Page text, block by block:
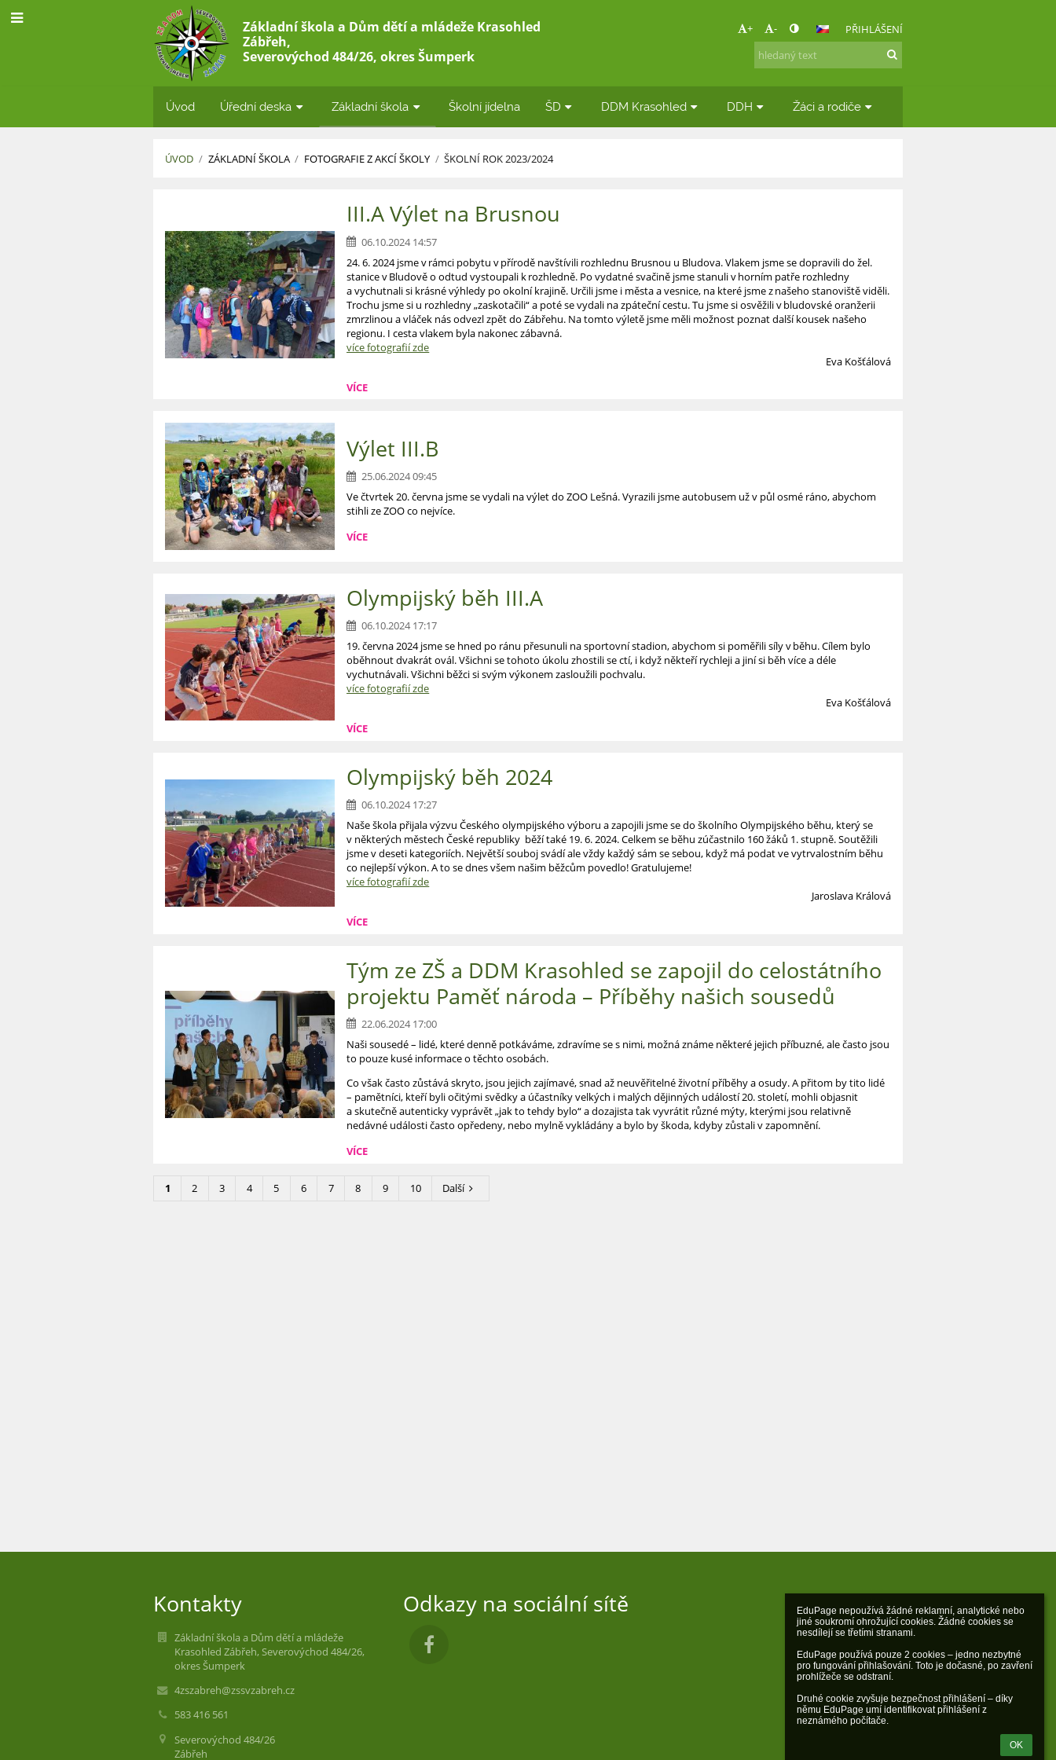
EduPage nepoužívá žádné reklamní, analytické nebo
jiné soukromí ohrožující cookies. Žádné cookies se
nesdílejí se třetími stranami.
EduPage používá pouze 2 cookies – jedno nezbytné
pro fungování přihlašování. Toto je dočasné, po zavření
prohlížeče se odstraní.
Druhé cookie zvyšuje bezpečnost přihlášení – díky
němu EduPage umí identifikovat přihlášení z
neznámého počítače.
OK
Základní škola a Dům dětí a mládeže Krasohled
Zábřeh,
Severovýchod 484/26, okres Šumperk
+ - PŘIHLÁŠENÍ
Úvod Úřední deska Základní škola Školní jídelna ŠD DDM Krasohled DDH Žáci a rodiče
ÚVOD / ZÁKLADNÍ ŠKOLA / FOTOGRAFIE Z AKCÍ ŠKOLY / ŠKOLNÍ ROK 2023/2024
rok
2023/2024
III.A Výlet na Brusnou
06.10.2024 14:57
24. 6. 2024 jsme v rámci pobytu v přírodě navštívili rozhlednu Brusnou u Bludova. Vlakem jsme se dopravili do žel.
stanice v Bludově o odtud vystoupali k rozhledně. Po vydatné svačině jsme stanuli v horním patře rozhledny
a vychutnali si krásné výhledy po okolní krajině. Určili jsme i města a vesnice, na které jsme z našeho stanoviště viděli.
Trochu jsme si u rozhledny „zaskotačili“ a poté se vydali na zpáteční cestu. Tu jsme si osvěžili v bludovské oranžerii
zmrzlinou a vláček nás odvezl zpět do Zábřehu. Na tomto výletě jsme měli možnost poznat další kousek našeho
regionu. I cesta vlakem byla nakonec zábavná.
více fotografií zde
Eva Košťálová
VÍCE
Výlet III.B
25.06.2024 09:45
Ve čtvrtek 20. června jsme se vydali na výlet do ZOO Lešná. Vyrazili jsme autobusem už v půl osmé ráno, abychom
stihli ze ZOO co nejvíce.
VÍCE
Olympijský běh III.A
06.10.2024 17:17
19. června 2024 jsme se hned po ránu přesunuli na sportovní stadion, abychom si poměřili síly v běhu. Cílem bylo
oběhnout dvakrát ovál. Všichni se tohoto úkolu zhostili se ctí, i když někteří rychleji a jiní si běh více a déle
vychutnávali. Všichni běžci si svým výkonem zasloužili pochvalu.
více fotografií zde
Eva Košťálová
VÍCE
Olympijský běh 2024
06.10.2024 17:27
Naše škola přijala výzvu Českého olympijského výboru a zapojili jsme se do školního Olympijského běhu, který se
v některých městech České republiky běží také 19. 6. 2024. Celkem se běhu zúčastnilo 160 žáků 1. stupně. Soutěžili
jsme v deseti kategoriích. Největší souboj svádí ale vždy každý sám se sebou, když má podat ve vytrvalostním běhu
co nejlepší výkon. A to se dnes všem našim běžcům povedlo! Gratulujeme!
více fotografií zde
Jaroslava Králová
VÍCE
Tým ze ZŠ a DDM Krasohled se zapojil do celostátního
projektu Paměť národa – Příběhy našich sousedů
22.06.2024 17:00
Naši sousedé – lidé, které denně potkáváme, zdravíme se s nimi, možná známe některé jejich příbuzné, ale často jsou
to pouze kusé informace o těchto osobách.
Co však často zůstává skryto, jsou jejich zajímavé, snad až neuvěřitelné životní příběhy a osudy. A přitom by tito lidé
– pamětníci, kteří byli očitými svědky a účastníky velkých i malých dějinných událostí 20. století, mohli objasnit
a skutečně autenticky vyprávět „jak to tehdy bylo“ a dozajista tak vyvrátit různé mýty, kterými jsou relativně
nedávné události často opředeny, nebo mylně vykládány a bylo by škoda, kdyby zůstali v zapomnění.
VÍCE
1 2 3 4 5 6 7 8 9 10 Další
Kontakty
Základní škola a Dům dětí a mládeže
Krasohled Zábřeh, Severovýchod 484/26,
okres Šumperk
4zszabreh@zssvzabreh.cz
583 416 561
Severovýchod 484/26
Zábřeh
Odkazy na sociální sítě